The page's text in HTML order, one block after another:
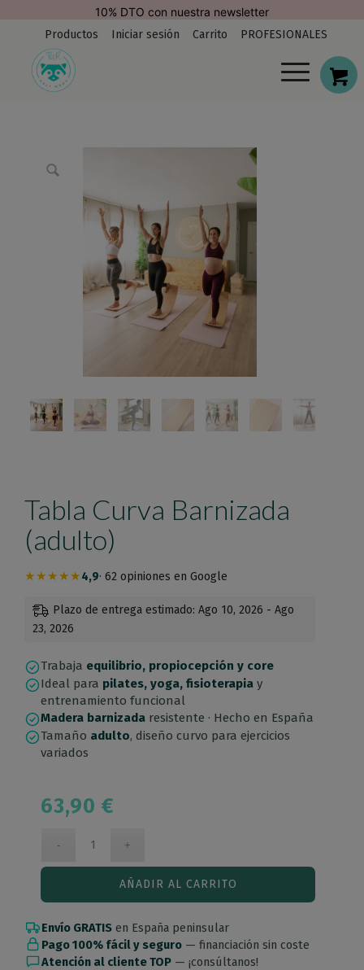
10% DTO con nuestra newsletter
Productos
Iniciar sesión Carrito PROFESIONALES
Tabla Curva Barnizada
(adulto)
★★★★★4,9· 62 opiniones en Google
Plazo de entrega estimado: Ago 10, 2026 - Ago
23, 2026
Trabaja equilibrio, propiocepción y core
Ideal para pilates, yoga, fisioterapia y
entrenamiento funcional
Madera barnizada resistente · Hecho en España
Tamaño adulto, diseño curvo para ejercicios
variados
63,90€
AÑADIR AL CARRITO
Envío GRATIS en España peninsular
Pago 100% fácil y seguro — financiación sin coste
Atención al cliente TOP — ¡consúltanos!
modal-check